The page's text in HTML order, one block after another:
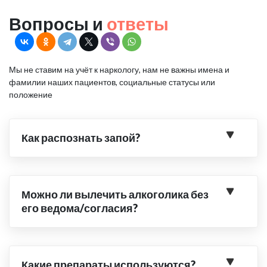
Вопросы и ответы
Мы не ставим на учёт к наркологу, нам не важны имена и
фамилии наших пациентов, социальные статусы или
положение
Как распознать запой?
Можно ли вылечить алкоголика без
его ведома/согласия?